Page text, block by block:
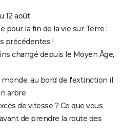
12 août
pour la fin de la vie sur Terre :
précédentes !
changé depuis le Moyen Âge,
au bord de l'extinction il
arbre
de vitesse ? Ce que vous
de prendre la route des